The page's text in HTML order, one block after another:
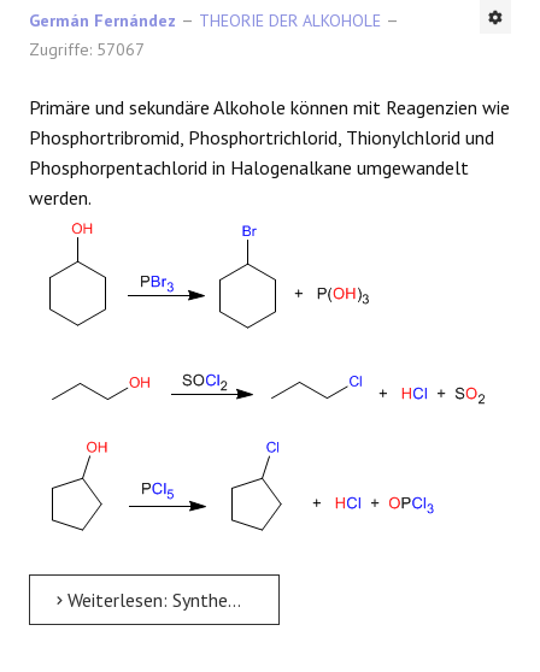
Germán Fernández
THEORIE DER ALKOHOLE
Zugriffe: 57067
Primäre und sekundäre Alkohole können mit Reagenzien wie
Phosphortribromid, Phosphortrichlorid, Thionylchlorid und
Phosphorpentachlorid in Halogenalkane umgewandelt
werden.
Weiterlesen: Synthese von Halogenalkanen aus Alkoholen